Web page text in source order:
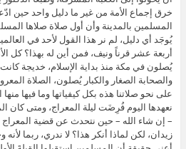
خرق إجماع الأمة من غير ما دليل واحد حين
المسلمين بالمدينة وأن أول صلاة صلاها
يُوجَد أي دليل، لم نر هذا القول لأحد في
أربعة عشر قرناً ونيف، فمن أين له بهذا؟ كل
يُصلون في مكة منذ بداية الإسلام، خديجة
والصحابة الصغار والكبار يُصلون، الصلاة
على نحو صلاتنا هذه بكل كيفياتها وما فيها
نعهدها اليوم فُرِضَت ليلة المعراج، ومتى كان
– إن شاء الله – حين نتحدث عن قضية المعراج
زيدان، لكن لماذا أنكر هذا؟ لا ندري، ربما لأنه